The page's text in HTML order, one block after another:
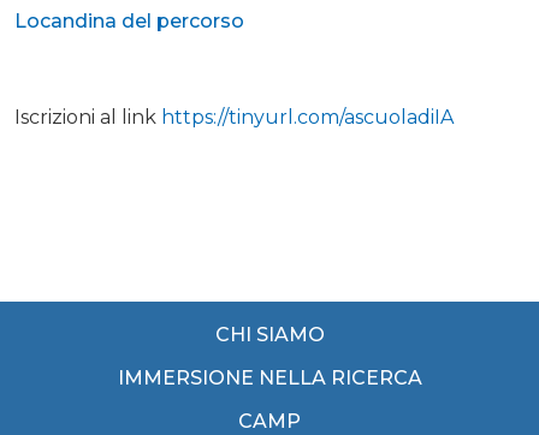
Locandina del percorso
Iscrizioni al link https://tinyurl.com/ascuoladiIA
CHI SIAMO
IMMERSIONE NELLA RICERCA
CAMP